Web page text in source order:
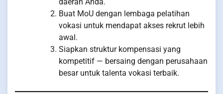
daerah Anda.
Buat MoU dengan lembaga pelatihan
vokasi untuk mendapat akses rekrut lebih
awal.
Siapkan struktur kompensasi yang
kompetitif — bersaing dengan perusahaan
besar untuk talenta vokasi terbaik.